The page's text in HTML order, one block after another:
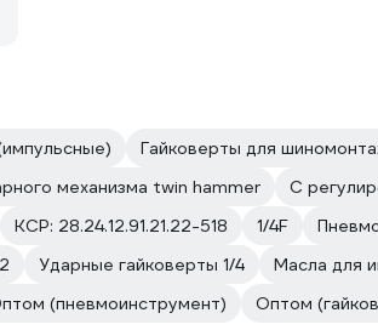
Гайковерты для
механизма twin hammer С
КСР: 28.24.12.91.21.22-518 1/4F
Ударные гайковерты 1/4 Масла для
(пневмоинструмент) Оптом